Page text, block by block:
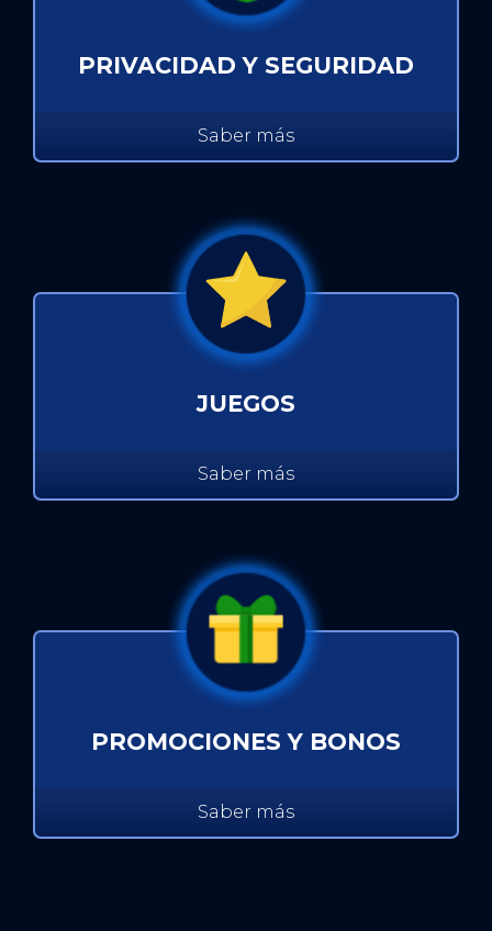
PRIVACIDAD Y SEGURIDAD
Saber más
JUEGOS
Saber más
PROMOCIONES Y BONOS
Saber más